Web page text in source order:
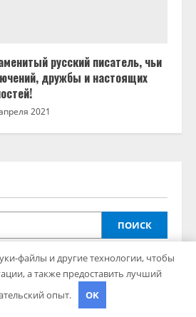
русский писатель, чьи
дружбы и настоящих
2021
ПОИСК
ПУБЛИКАЦИИ
файлы и другие технологии, чтобы
а также предоставить лучший
опыт.
OK